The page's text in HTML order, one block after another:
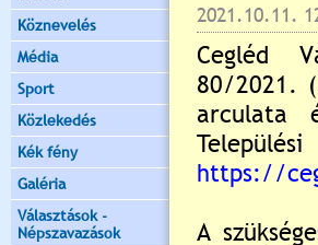
Köznevelés
Média
Sport
Közlekedés
Kék fény
Galéria
Választások -
Népszavazások
Magyar
Dél-Pest